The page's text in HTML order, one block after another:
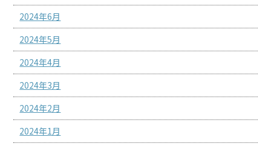
2024年6月
2024年5月
2024年4月
2024年3月
2024年2月
2024年1月